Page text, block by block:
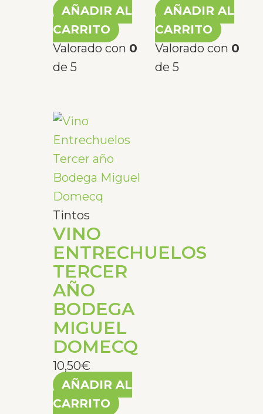
AÑADIR AL
CARRITO
Valorado con 0
de 5
AÑADIR AL
CARRITO
Valorado con 0
de 5
Tintos
VINO
ENTRECHUELOS
TERCER
AÑO
BODEGA
MIGUEL
DOMECQ
10,50€
AÑADIR AL
CARRITO